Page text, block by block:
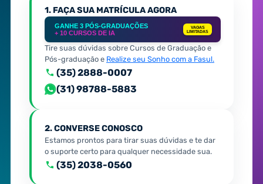
1. FAÇA SUA MATRÍCULA AGORA
GANHE 3 PÓS-GRADUAÇÕES
+ 10 CURSOS DE IA
VAGAS
LIMITADAS
Tire suas dúvidas sobre Cursos de Graduação e
Pós-graduação e Realize seu Sonho com a Fasul.
(35) 2888-0007
(31) 98788-5883
2. CONVERSE CONOSCO
Estamos prontos para tirar suas dúvidas e te dar
o suporte certo para qualquer necessidade sua.
(35) 2038-0560